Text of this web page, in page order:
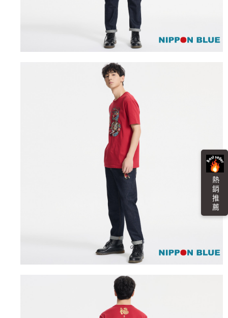
熱 銷 推 薦
１．透過由恩沛科技股份有限公司提供之「AFTEE先享後付」服務完成之交
易，需依本服務之必要範圍內提供個人資料，並將交易相關給付款項請求債
２．關於個人資料處理事宜，請瀏覽以下網址：
３．未成年的使用者請事先徵得法定代理人或監護人之同意方可使用
「AFTEE先享後付」，若未經同意申辦者引起之損失，本公司不負相關責
４．使用「AFTEE先享後付」時，將依據個別帳號之用戶狀況，依本公司即
時審查核予不同之上限額度；若仍有額度不足之情形，本公司將視審查結果
５．嚴禁一人註冊多個帳號或使用他人資訊註冊。若發現惡意使用之情形，
恩沛科技股份有限公司將有權停止該用戶之使用額度並採取法律行動。
每筆NT$80，滿NT$3,000(含以上)免運費
每筆NT$80，滿NT$3,000(含以上)免運費
每筆NT$100，滿NT$3,000(含以上)免運費